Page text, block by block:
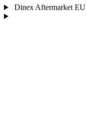
Dinex Aftermarket EU